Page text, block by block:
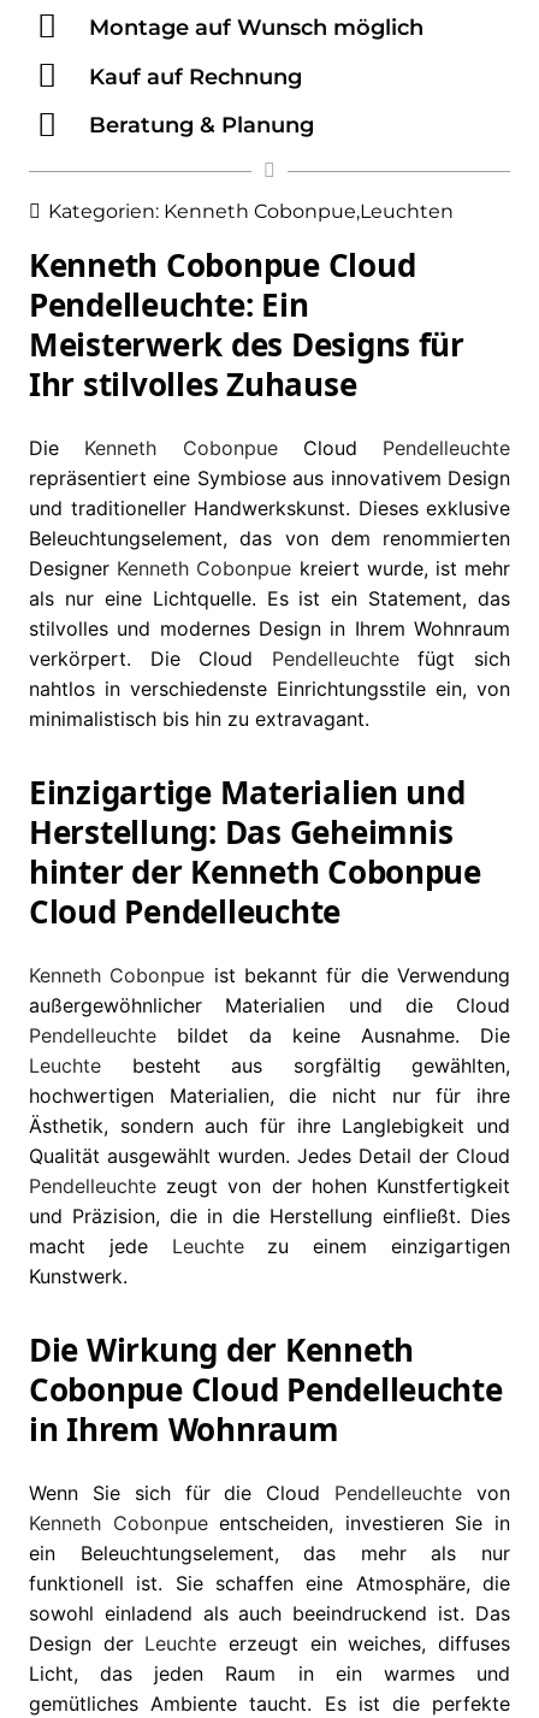
Montage auf Wunsch möglich
Kauf auf Rechnung
Beratung & Planung
Kategorien: Kenneth Cobonpue,Leuchten
Kenneth Cobonpue Cloud
Pendelleuchte: Ein
Meisterwerk des Designs für
Ihr stilvolles Zuhause
Die Kenneth CobonpueCloud Pendelleuchte
repräsentiert eine Symbiose aus innovativem Design
und traditioneller Handwerkskunst. Dieses exklusive
Beleuchtungselement, das von dem renommierten
Designer Kenneth Cobonpue kreiert wurde, ist mehr
als nur eine Lichtquelle. Es ist ein Statement, das
stilvolles und modernes Design in Ihrem Wohnraum
verkörpert. Die Cloud Pendelleuchtefügt sich
nahtlos in verschiedenste Einrichtungsstile ein, von
minimalistisch bis hin zu extravagant.
Einzigartige Materialien und
Herstellung: Das Geheimnis
hinter der Kenneth Cobonpue
Cloud Pendelleuchte
Kenneth Cobonpue ist bekannt für die Verwendung
außergewöhnlicher Materialien und die Cloud
Pendelleuchte bildet da keine Ausnahme. Die
Leuchte besteht aus sorgfältig gewählten,
hochwertigen Materialien, die nicht nur für ihre
Ästhetik, sondern auch für ihre Langlebigkeit und
Qualität ausgewählt wurden. Jedes Detail der Cloud
Pendelleuchte zeugt von der hohen Kunstfertigkeit
und Präzision, die in die Herstellung einfließt. Dies
macht jede Leuchtezu einem einzigartigen
Kunstwerk.
Die Wirkung der Kenneth
Cobonpue Cloud Pendelleuchte
in Ihrem Wohnraum
Wenn Sie sich für die Cloud Pendelleuchte von
Kenneth Cobonpueentscheiden, investieren Sie in
ein Beleuchtungselement, das mehr als nur
funktionell ist. Sie schaffen eine Atmosphäre, die
sowohl einladend als auch beeindruckend ist. Das
Design der Leuchte erzeugt ein weiches, diffuses
Licht, das jeden Raum in ein warmes und
gemütliches Ambiente taucht. Es ist die perfekte